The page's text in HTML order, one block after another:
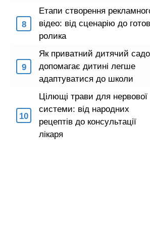
Етапи створення
відео: від сценарію до
ролика
Як приватний дитячий
допомагає дитині легше
адаптуватися до школи
Цілющі трави для нервової
системи: від народних
рецептів до консультації
лікаря